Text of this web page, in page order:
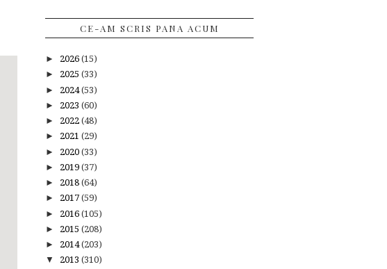
CE-AM SCRIS PANA ACUM
► 2026 (15)
► 2025 (33)
► 2024(53)
► 2023 (60)
► 2022 (48)
► 2021 (29)
► 2020 (33)
► 2019 (37)
► 2018 (64)
► 2017 (59)
► 2016 (105)
► 2015 (208)
► 2014(203)
▼ 2013 (310)